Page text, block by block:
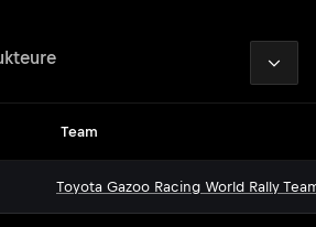
Team
Toyota Gazoo Racing World Rally